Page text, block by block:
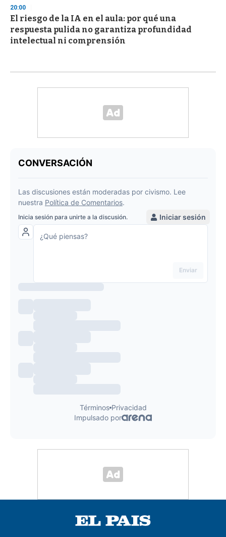
20:00
El riesgo de la IA en el aula: por qué una
respuesta pulida no garantiza profundidad
intelectual ni comprensión